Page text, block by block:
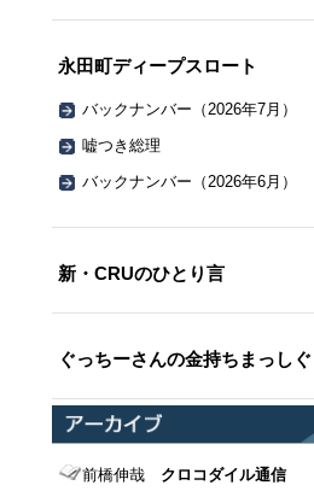
永田町ディープスロート
バックナンバー（2026年7月）
嘘つき総理
バックナンバー（2026年6月）
新・CRUのひとり言
ぐっちーさんの金持ちまっし
前橋伸哉 クロコダイル通信